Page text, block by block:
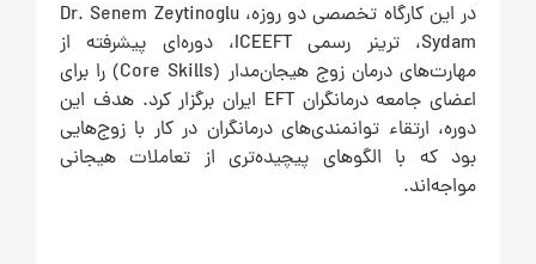
در این کارگاه تخصصی دو روزه، Dr. Senem Zeytinoglu
Sydam، ترینر رسمی ICEEFT، دوره‌ای پیشرفته از
مهارت‌های درمان زوج هیجان‌مدار (Core Skills) را برای
اعضای جامعه درمانگران EFT ایران برگزار کرد. هدف این
دوره، ارتقاء توانمندی‌های درمانگران در کار با زوج‌هایی
بود که با الگوهای پیچیده‌تری از تعاملات هیجانی
مواجه‌اند.